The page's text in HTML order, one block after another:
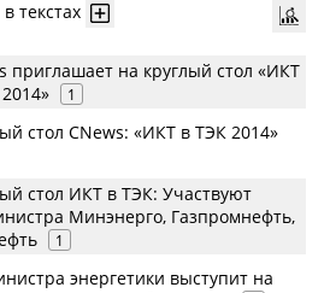
текстах
приглашает на круглый стол «ИКТ
1
стол CNews: «ИКТ в ТЭК 2014»
стол ИКТ в ТЭК: Участвуют
Минэнерго, Газпромнефть,
1
энергетики выступит на